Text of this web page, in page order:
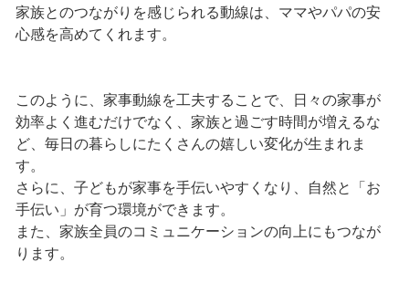
家族とのつながりを感じられる動線は、ママやパパの安
心感を高めてくれます。
このように、家事動線を工夫することで、日々の家事が
効率よく進むだけでなく、家族と過ごす時間が増えるな
ど、毎日の暮らしにたくさんの嬉しい変化が生まれま
す。
さらに、子どもが家事を手伝いやすくなり、自然と「お
手伝い」が育つ環境ができます。
また、家族全員のコミュニケーションの向上にもつなが
ります。